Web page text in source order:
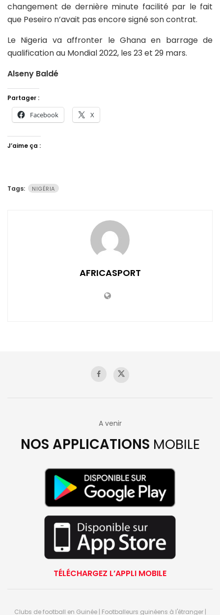
changement de dernière minute facilité par le fait
que Peseiro n’avait pas encore signé son contrat.
Le Nigeria va affronter le Ghana en barrage de
qualification au Mondial 2022, les 23 et 29 mars.
Alseny Baldé
Partager :
Facebook X
J’aime ça :
Tags: NIGÉRIA
AFRICASPORT
A venir
NOS APPLICATIONS MOBILE
TÉLÉCHARGEZ L’APPLI MOBILE
Clubs de football en Guinée | Footballeurs guinéens à l'étranger |